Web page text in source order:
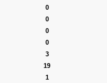
0
0
0
0
3
19
1